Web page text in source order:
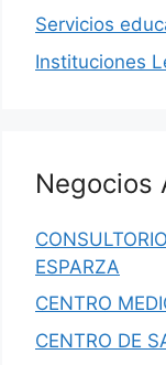
Servicios
Instituciones
Negocios
ESPARZA
CENTRO
CENTRO DE